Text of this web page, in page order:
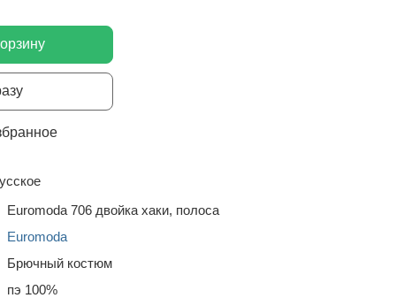
Euromoda 706 двойка хаки, полоса
Euromoda
Брючный костюм
пэ 100%